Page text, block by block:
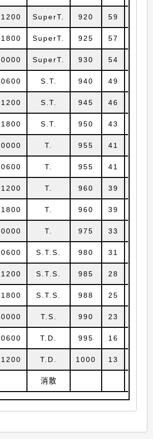
1200 SuperT. 920 59
1800 SuperT. 925 57
0000 SuperT. 930 54
0600 S.T. 940 49
1200 S.T. 945 46
1800 S.T. 950 43
0000 T. 955 41
0600 T. 955 41
1200 T. 960 39
1800 T. 960 39
0000 T. 975 33
0600 S.T.S. 980 31
1200 S.T.S. 985 28
1800 S.T.S. 988 25
0000 T.S. 990 23
0600 T.D. 995 16
1200 T.D. 1000 13
消散